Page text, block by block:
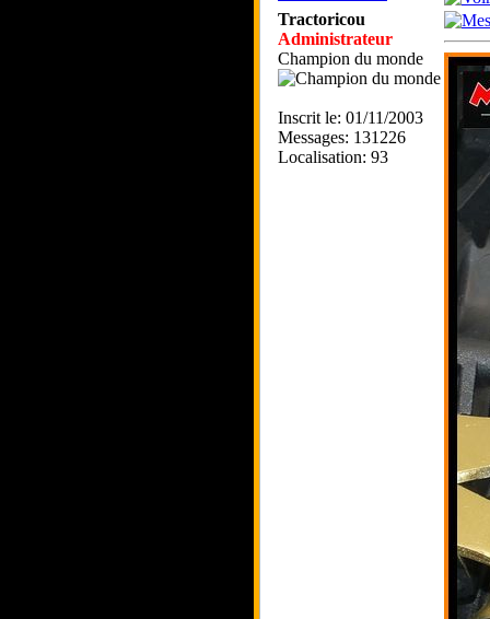
Tractoricou
Administrateur
Champion du monde
Inscrit le: 01/11/2003
Messages: 131226
Localisation: 93